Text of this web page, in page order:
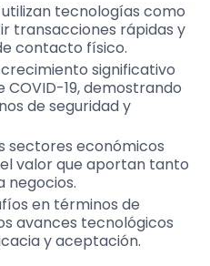
tecnologías como
transacciones rápidas y
contacto físico.
significativo
19, demostrando
de seguridad y
sectores económicos
valor que aportan tanto
negocios.
en términos de
avances tecnológicos
y aceptación.